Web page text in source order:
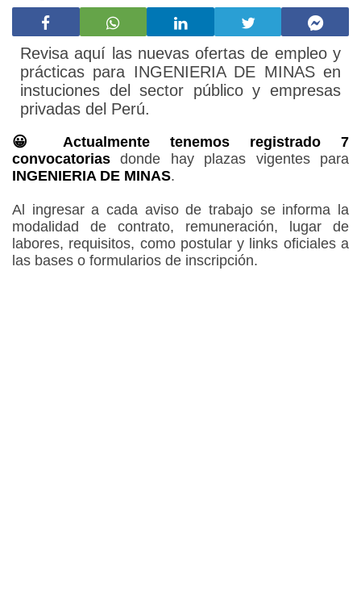
Revisa aquí las nuevas ofertas de empleo y
prácticas para INGENIERIA DE MINAS en
instuciones del sector público y empresas
privadas del Perú.
😀 Actualmente tenemos registrado 7
convocatoriasdonde hay plazas vigentes para
INGENIERIA DE MINAS.
Al ingresar a cada aviso de trabajo se informa la
modalidad de contrato, remuneración, lugar de
labores, requisitos, como postular y links oficiales a
las bases o formularios de inscripción.